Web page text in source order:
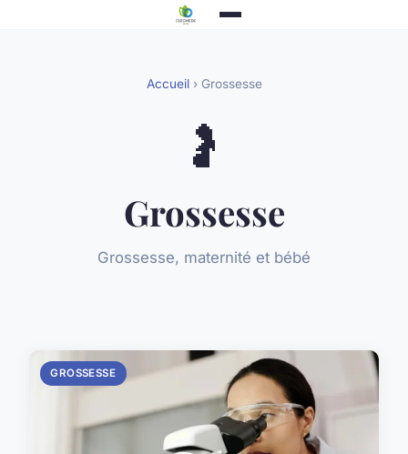
Accueil› Grossesse
🤰
Grossesse
Grossesse, maternité et bébé
GROSSESSE